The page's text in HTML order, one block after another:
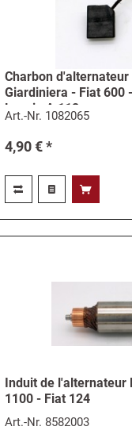
Charbon d'alternateur
Giardiniera - Fiat 600
Lancia A 112
Art.-Nr. 1082065
4,90 € *
Induit de l'alternateur
1100 - Fiat 124
Art.-Nr. 8582003